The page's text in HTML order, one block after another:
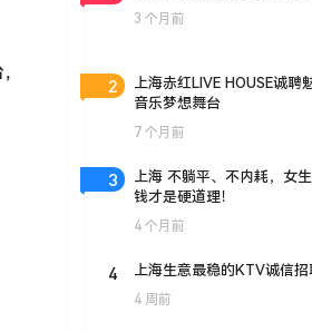
3 个月前
2
上海赤红LIVE HOUSE诚聘
音乐梦想舞台
7 个月前
3
上海 不躺平、不内耗，女生夜场日结，搞
钱才是硬道理！
4 个月前
4 上海生意最稳的KTV诚信
4 周前